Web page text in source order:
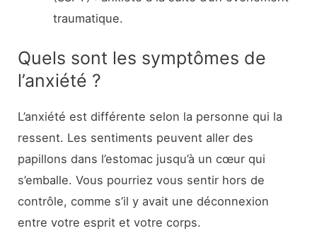
traumatique.
Quels sont les symptômes de
l’anxiété ?
L’anxiété est différente selon la personne qui la
ressent. Les sentiments peuvent aller des
papillons dans l’estomac jusqu’à un cœur qui
s’emballe. Vous pourriez vous sentir hors de
contrôle, comme s’il y avait une déconnexion
entre votre esprit et votre corps.